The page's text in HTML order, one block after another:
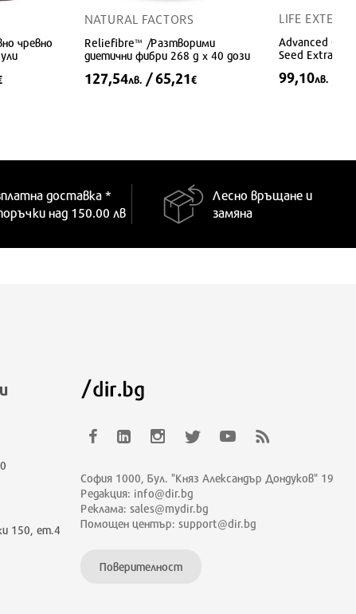
чревно
NATURAL FACTORS
Reliefibre™ /Разтворими
диетични фибри 268 g x 40 дози
127,54лв. / 65,21€
LIFE
Advanced
Seed Extract/
60 капсули
99,10лв.
доставка *
над 150.00 лв
Лесно връщане и
замяна
150, ет.4
София 1000, Бул. "Княз Александър Дондуков" 19
Редакция: info@dir.bg
Реклама: sales@mydir.bg
Помощен център: support@dir.bg
Поверителност